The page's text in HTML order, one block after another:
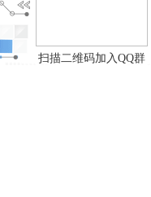
扫描二维码加入QQ群